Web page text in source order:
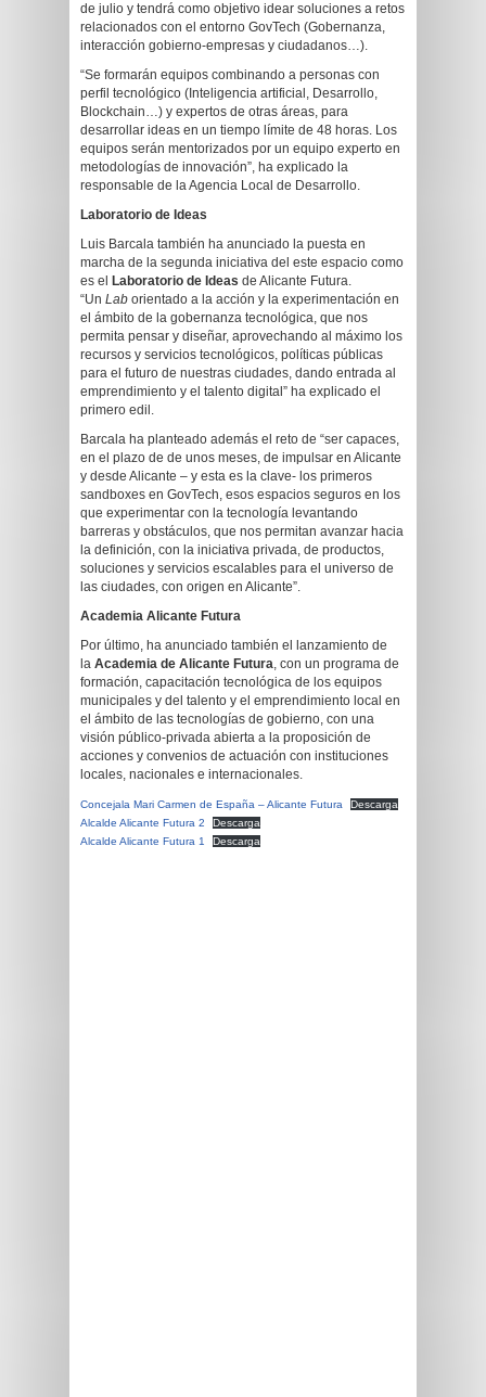
de julio y tendrá como objetivo idear soluciones a retos
relacionados con el entorno GovTech (Gobernanza,
interacción gobierno-empresas y ciudadanos…).
“Se formarán equipos combinando a personas con
perfil tecnológico (Inteligencia artificial, Desarrollo,
Blockchain…) y expertos de otras áreas, para
desarrollar ideas en un tiempo límite de 48 horas. Los
equipos serán mentorizados por un equipo experto en
metodologías de innovación”, ha explicado la
responsable de la Agencia Local de Desarrollo.
Laboratorio de Ideas
Luis Barcala también ha anunciado la puesta en
marcha de la segunda iniciativa del este espacio como
es el
Laboratorio de Ideas de Alicante Futura.
“Un Lab orientado a la acción y la experimentación en
el ámbito de la gobernanza tecnológica, que nos
permita pensar y diseñar, aprovechando al máximo los
recursos y servicios tecnológicos, políticas públicas
para el futuro de nuestras ciudades, dando entrada al
emprendimiento y el talento digital” ha explicado el
primero edil.
Barcala ha planteado además el reto de “ser capaces,
en el plazo de de unos meses, de impulsar en Alicante
y desde Alicante – y esta es la clave- los primeros
sandboxes en GovTech, esos espacios seguros en los
que experimentar con la tecnología levantando
barreras y obstáculos, que nos permitan avanzar hacia
la definición, con la iniciativa privada, de productos,
soluciones y servicios escalables para el universo de
las ciudades, con origen en Alicante”.
Academia Alicante Futura
Por último, ha anunciado también el lanzamiento de
la Academia de Alicante Futura, con un programa de
formación, capacitación tecnológica de los equipos
municipales y del talento y el emprendimiento local en
el ámbito de las tecnologías de gobierno, con una
visión público-privada abierta a la proposición de
acciones y convenios de actuación con instituciones
locales, nacionales e internacionales.
Concejala Mari Carmen de España – Alicante Futura
Descarga
Alcalde Alicante Futura 2
Descarga
Alcalde Alicante Futura 1
Descarga